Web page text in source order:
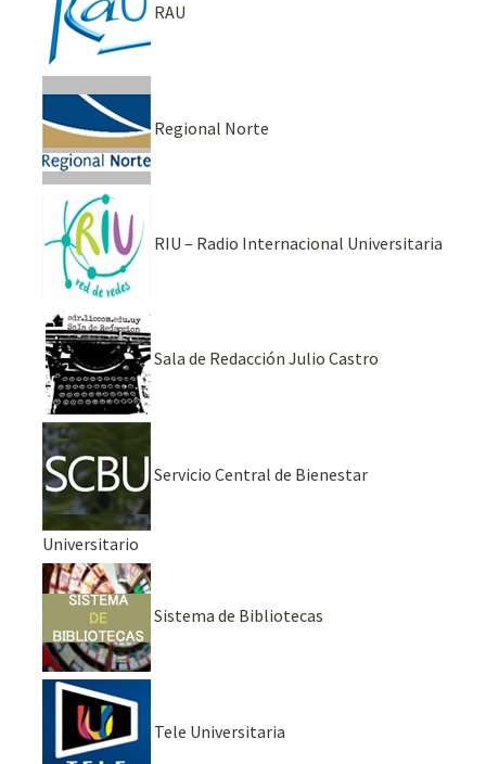
RAU
Regional Norte
RIU – Radio Internacional Universitaria
Sala de Redacción Julio Castro
Servicio Central de Bienestar
Universitario
Sistema de Bibliotecas
Tele Universitaria